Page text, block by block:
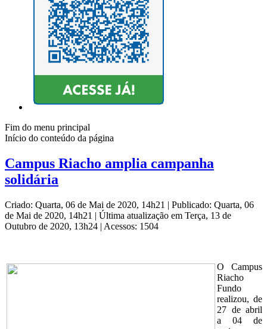
Fim do menu principal
Início do conteúdo da página
Campus Riacho amplia campanha
solidária
Criado: Quarta, 06 de Mai de 2020, 14h21 | Publicado: Quarta, 06
de Mai de 2020, 14h21 | Última atualização em Terça, 13 de
Outubro de 2020, 13h24 | Acessos: 1504
O Campus
Riacho
Fundo
realizou, de
27 de abril
a 04 de